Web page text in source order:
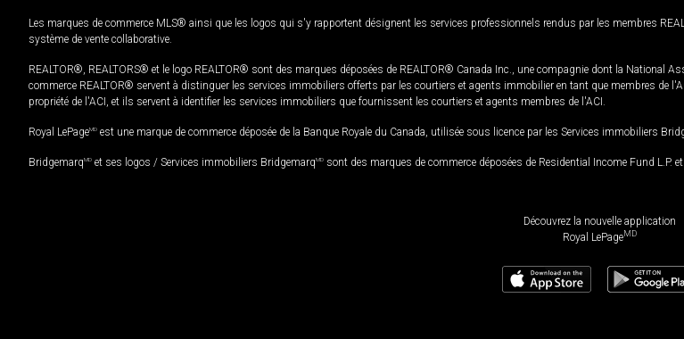
Les marques de commerce MLS® ainsi que les logos qui s'y rapportent désignent les services professionnels rendus par les membres
système de vente collaborative.
REALTOR®, REALTORS® et le logo REALTOR® sont des marques déposées de REALTOR® Canada Inc., une compagnie dont la National
commerce REALTOR® servent à distinguer les services immobiliers offerts par les courtiers et agents immobilier en tant que membres
propriété de l'ACI, et ils servent à identifier les services immobiliers que fournissent les courtiers et agents membres de l'ACI.
Royal LePageMD est une marque de commerce déposée de la Banque Royale du Canada, utilisée sous licence par les Services immobiliers
BridgemarqMD et ses logos / Services immobiliers BridgemarqMD sont des marques de commerce déposées de Residential Income Fund
Découvrez la nouvelle application
Royal LePageMD